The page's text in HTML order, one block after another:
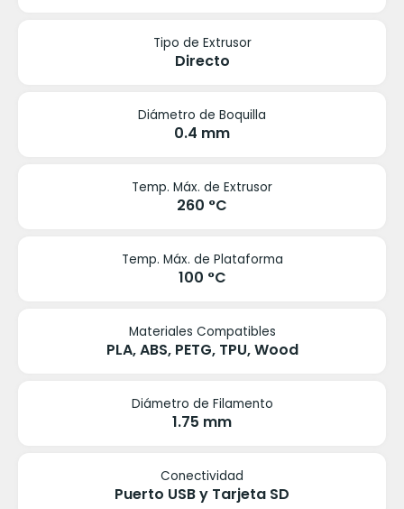
Tipo de Extrusor
Directo
Diámetro de Boquilla
0.4 mm
Temp. Máx. de Extrusor
260 °C
Temp. Máx. de Plataforma
100 °C
Materiales Compatibles
PLA, ABS, PETG, TPU, Wood
Diámetro de Filamento
1.75 mm
Conectividad
Puerto USB y Tarjeta SD